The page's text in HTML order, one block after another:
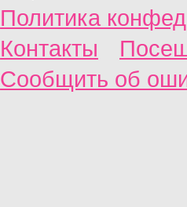
Политика
Контакты
Сообщить об